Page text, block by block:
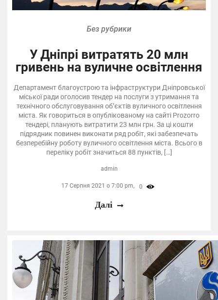
Без рубрики
У Дніпрі витратять 20 млн
гривень на вуличне освітлення
Департамент благоустрою та інфраструктури Дніпровської
міської ради оголосив тендер на послуги з утримання та
технічного обслуговування об’єктів вуличного освітлення
міста. Як говориться в опублікованому на сайті Prozorro
тендері, планують витратити 23 млн грн. За ці кошти
підрядник повинен виконати ряд робіт, які забезпечать
безперебійну роботу вуличного освітлення міста. Всього в
переліку робіт значиться 88 пунктів, […]
admin
17 Серпня 2021 о 7:00 pm, 0
Далі